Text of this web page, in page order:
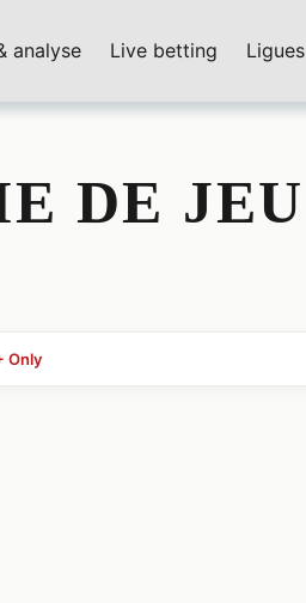
analyse Live betting Ligues
DE JEU
Only